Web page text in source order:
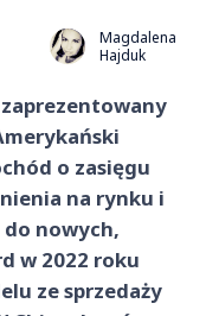
Magdalena
Hajduk
o zasięgu
na rynku i
nowych,
w 2022 roku
ze sprzedaży